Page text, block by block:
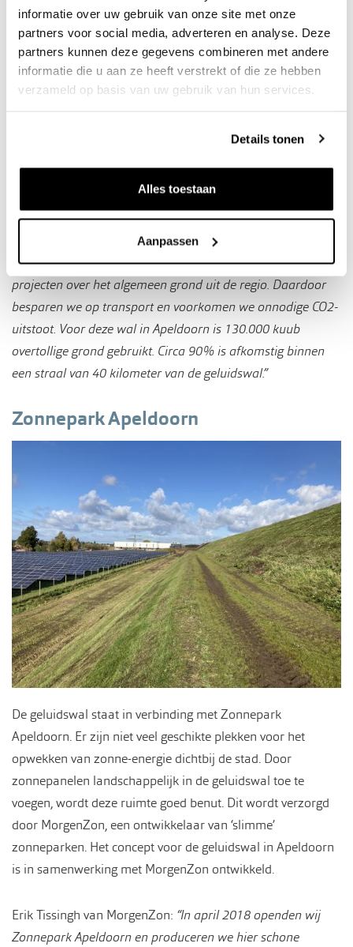
informatie over uw gebruik van onze site met onze
partners voor social media, adverteren en analyse. Deze
partners kunnen deze gegevens combineren met andere
informatie die u aan ze heeft verstrekt of die ze hebben
verzameld op basis van uw gebruik van hun services.
Details tonen
Alles toestaan
Aanpassen
Bij allerlei werken uit de omgeving komt grond vrij.
GMG: “In het Besluit Bodemkwaliteit (Bbk) is het hergebruik
van grond en baggerspecie geregeld. Zo stelt het Bbk dat de
toepassing van grond altijd nuttig en functioneel moet zijn.
Daarnaast moet de grond aan vastgestelde normen
voldoen. Bij Grondbank GMG gebruiken wij voor onze
projecten over het algemeen grond uit de regio. Daardoor
besparen we op transport en voorkomen we onnodige CO2-
uitstoot. Voor deze wal in Apeldoorn is 130.000 kuub
overtollige grond gebruikt. Circa 90% is afkomstig binnen
een straal van 40 kilometer van de geluidswal.”
Zonnepark Apeldoorn
De geluidswal staat in verbinding met Zonnepark
Apeldoorn. Er zijn niet veel geschikte plekken voor het
opwekken van zonne-energie dichtbij de stad. Door
zonnepanelen landschappelijk in de geluidswal toe te
voegen, wordt deze ruimte goed benut. Dit wordt verzorgd
door MorgenZon, een ontwikkelaar van ‘slimme’
zonneparken. Het concept voor de geluidswal in Apeldoorn
is in samenwerking met MorgenZon ontwikkeld.
Erik Tissingh van MorgenZon: “In april 2018 openden wij
Zonnepark Apeldoorn en produceren we hier schone